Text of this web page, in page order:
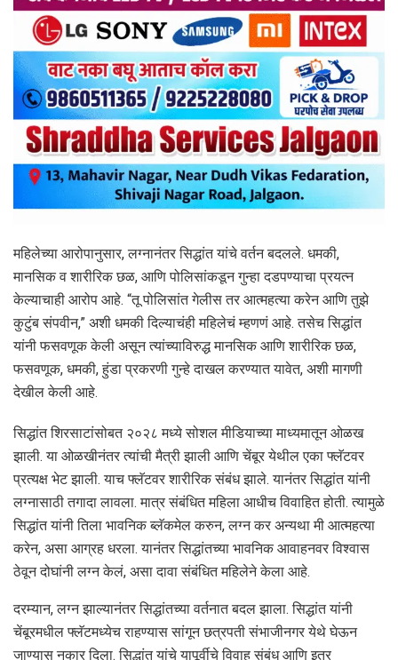
महिलेच्या आरोपानुसार, लग्नानंतर सिद्धांत यांचे वर्तन बदलले. धमकी,
मानसिक व शारीरिक छळ, आणि पोलिसांकडून गुन्हा दडपण्याचा प्रयत्न
केल्याचाही आरोप आहे. “तू पोलिसांत गेलीस तर आत्महत्या करेन आणि तुझे
कुटुंब संपवीन,” अशी धमकी दिल्याचंही महिलेचं म्हणणं आहे. तसेच सिद्धांत
यांनी फसवणूक केली असून त्यांच्याविरुद्ध मानसिक आणि शारीरिक छळ,
फसवणूक, धमकी, हुंडा प्रकरणी गुन्हे दाखल करण्यात यावेत, अशी मागणी
देखील केली आहे.
सिद्धांत शिरसाटांसोबत २०२८ मध्ये सोशल मीडियाच्या माध्यमातून ओळख
झाली. या ओळखीनंतर त्यांची मैत्री झाली आणि चेंबूर येथील एका फ्लॅटवर
प्रत्यक्ष भेट झाली. याच फ्लॅटवर शारीरिक संबंध झाले. यानंतर सिद्धांत यांनी
लग्नासाठी तगादा लावला. मात्र संबंधित महिला आधीच विवाहित होती. त्यामुळे
सिद्धांत यांनी तिला भावनिक ब्लॅकमेल करुन, लग्न कर अन्यथा मी आत्महत्या
करेन, असा आग्रह धरला. यानंतर सिद्धांतच्या भावनिक आवाहनवर विश्वास
ठेवून दोघांनी लग्न केलं, असा दावा संबंधित महिलेने केला आहे.
दरम्यान, लग्न झाल्यानंतर सिद्धांतच्या वर्तनात बदल झाला. सिद्धांत यांनी
चेंबूरमधील फ्लॅटमध्येच राहण्यास सांगून छत्रपती संभाजीनगर येथे घेऊन
जाण्यास नकार दिला. सिद्धांत यांचे यापूर्वीचे विवाह संबंध आणि इतर